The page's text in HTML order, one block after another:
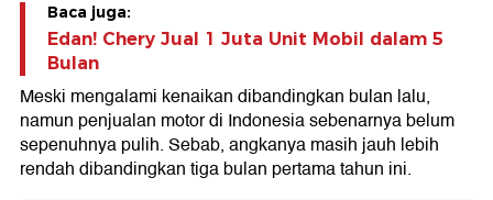
Baca juga:
Edan! Chery Jual 1 Juta Unit Mobil dalam 5
Bulan
Meski mengalami kenaikan dibandingkan bulan lalu,
namun penjualan motor di Indonesia sebenarnya belum
sepenuhnya pulih. Sebab, angkanya masih jauh lebih
rendah dibandingkan tiga bulan pertama tahun ini.